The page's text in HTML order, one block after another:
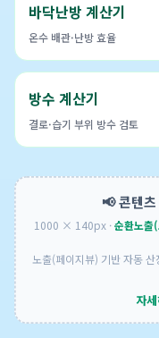
바닥난방 계산기
온수 배관·난방 효율
방수 계산기
결로·습기 부위 방수 검토
📢 콘텐
1000 × 140px ·순환노출
노출(페이지뷰) 기반 자동 산
자